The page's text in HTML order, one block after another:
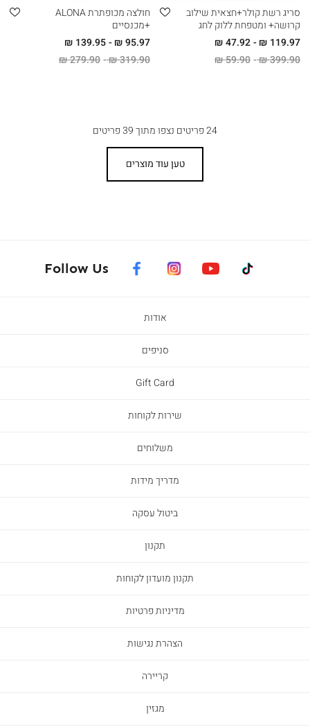
סריג רשת קולר+חצאית שילוב
קרושה+ ומטפחת ללוק לחג
59.90 ₪ 399.90 ₪
47.92 ₪ 119.97 ₪
חולצה מכופתרת ALONA
+מכנסיים
279.90 ₪ 319.90 ₪
139.95 ₪ 95.97 ₪
24פריטים נצפו מתוך39פריטים
טען עוד מוצרים
אודות
סניפים
Gift Card
שירות לקוחות
משלוחים
מדריך מידות
ביטול עסקה
תקנון
תקנון מועדון לקוחות
מדיניות פרטיות
הצהרת נגישות
קריירה
מגזין
Follow Us facebook instagram youtube tiktok